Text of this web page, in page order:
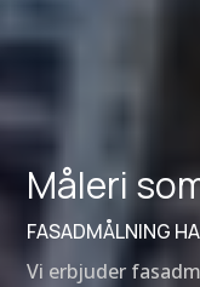
Måleri
FASADMÅLNING
Vi erbjuder